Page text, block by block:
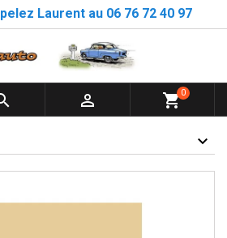
Laurent au 06 76 72 40 97
 shopping_cart0